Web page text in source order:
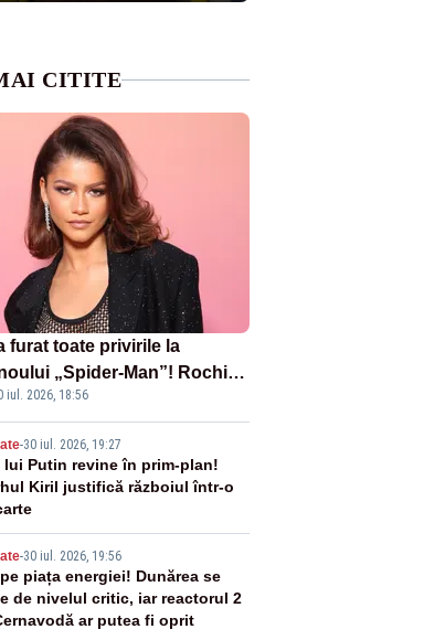
CITITE
furat toate privirile la
„Spider-Man”! Rochia
pânza de păianjen a făcut
iul. 2026, 18:56
-30 iul. 2026, 19:27
Putin revine în prim-plan!
Kiril justifică războiul într-o
-30 iul. 2026, 19:56
piața energiei! Dunărea se
de nivelul critic, iar reactorul 2
ar putea fi oprit